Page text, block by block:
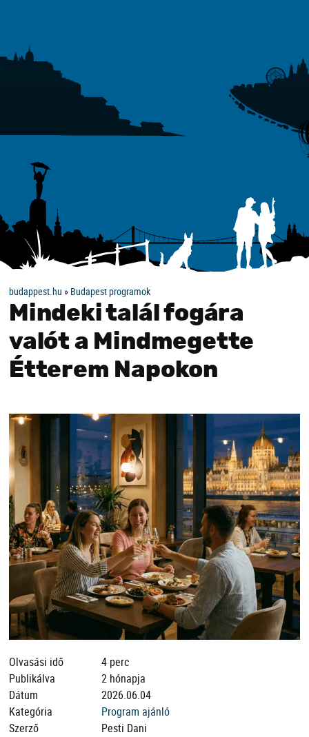
budappest.hu » Budapest programok
Mindeki talál fogára
valót a Mindmegette
Étterem Napokon
Olvasási idő
4 perc
Publikálva
2 hónapja
Dátum
2026.06.04
Kategória
Program ajánló
Szerző
Pesti Dani